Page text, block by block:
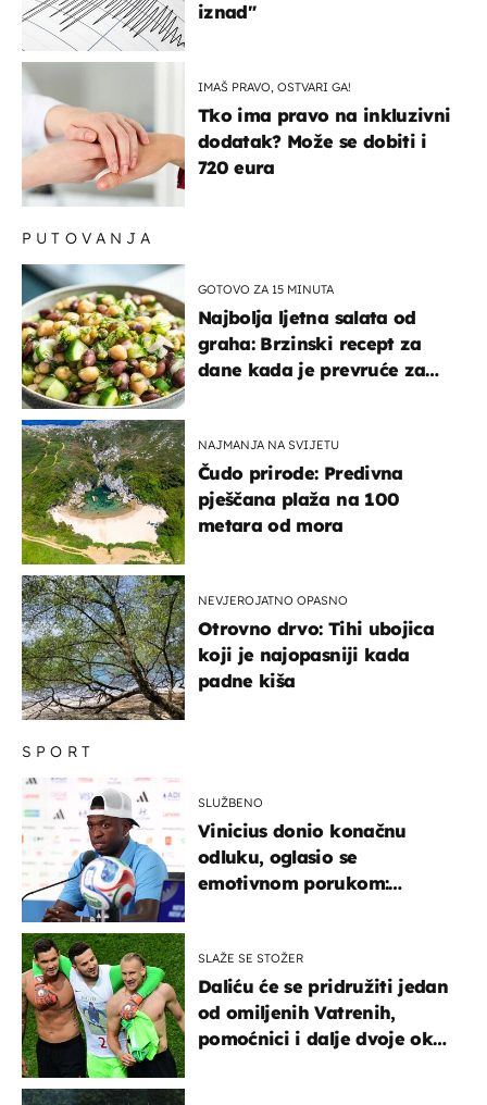
iznad"
IMAŠ PRAVO, OSTVARI GA!
Tko ima pravo na inkluzivni
dodatak? Može se dobiti i
720 eura
SPORT
SLUŽBENO
Vinicius donio konačnu
odluku, oglasio se
emotivnom porukom:
SLAŽE SE STOŽER
Daliću će se pridružiti jedan
od omiljenih Vatrenih,
pomoćnici i dalje dvoje oko
PUTOVANJA
GOTOVO ZA 15 MINUTA
Najbolja ljetna salata od
graha: Brzinski recept za
dane kada je prevruće za
NAJMANJA NA SVIJETU
Čudo prirode: Predivna
pješčana plaža na 100
metara od mora
NEVJEROJATNO OPASNO
Otrovno drvo: Tihi ubojica
koji je najopasniji kada
padne kiša